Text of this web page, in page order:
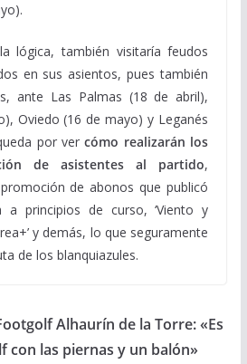
lógica, también visitaría feudos
en sus asientos, pues también
ante Las Palmas (18 de abril),
Oviedo (16 de mayo) y Leganés
por vercómo realizarán los
de asistentes al partido,
de abonos que publicó
a principios de curso, ‘Viento y
y demás, lo que seguramente
de los blanquiazules.
Alhaurín de la Torre: «Es
con las piernas y un balón»